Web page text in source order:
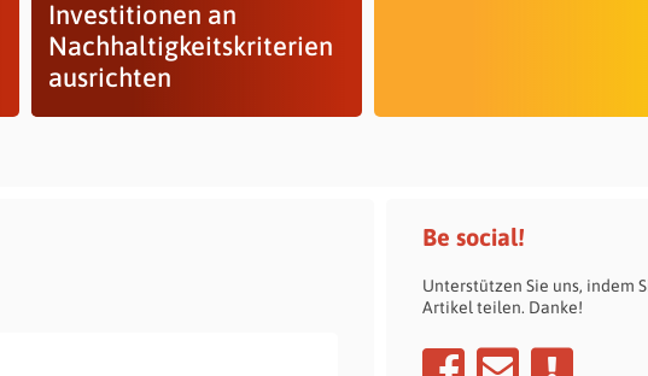
Investitionen an
Nachhaltigkeitskriterien
ausrichten
Be social!
Unterstützen Sie uns, indem
Artikel teilen. Danke!